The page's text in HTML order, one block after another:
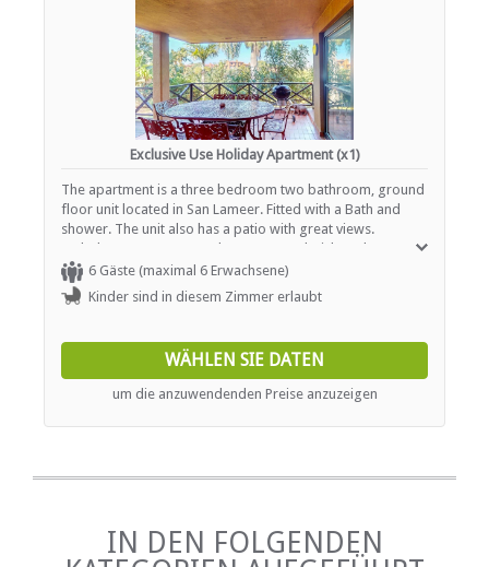
Empfang (24 Stunden)
Rauchen: Nicht drinnen
Schwimmbad
ESSEN UND TRINKEN
Braai / Grill (BBQ)
INTERNET
Kostenloses Wi-Fi
Exclusive Use Holiday Apartment (x1)
The apartment is a three bedroom two bathroom, ground
floor unit located in San Lameer. Fitted with a Bath and
shower. The unit also has a patio with great views.
Includes; DStv. WIFI. Washer, Dryer and Dishwasher.
Aircon in bedrooms. Limited housekeeping. Equipped for
self-catering. Few stairs to entrance.
6 Gäste (maximal 6 Erwachsene)
Kinder sind in diesem Zimmer erlaubt
WÄHLEN SIE DATEN
um die anzuwendenden Preise anzuzeigen
IN DEN FOLGENDEN